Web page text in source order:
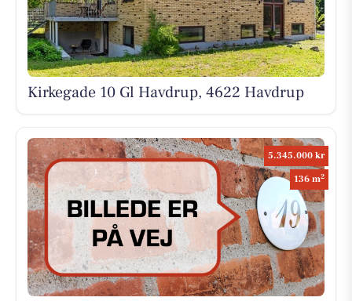
Kirkegade 10 Gl Havdrup, 4622 Havdrup
5.345.000 kr
136 m2